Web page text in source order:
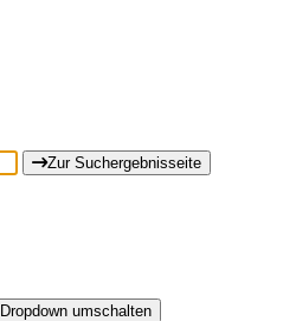
Zur Suchergebnisseite
Dropdown umschalten